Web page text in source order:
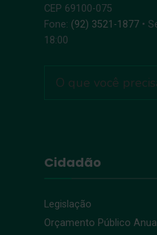
CEP 69100-075
Fone: (92) 3521-1877 •
18:00
Cidadão
Legislação
Orçamento Público Anual